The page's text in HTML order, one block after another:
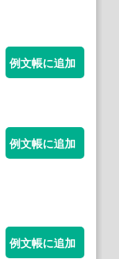
例文帳に追加
例文帳に追加
例文帳に追加